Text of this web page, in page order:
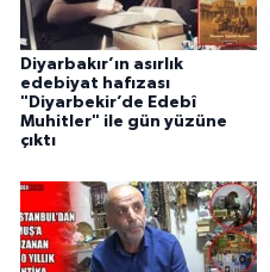
Diyarbakır’ın asırlık
edebiyat hafızası
"Diyarbekir’de Edebî
Muhitler" ile gün yüzüne
çıktı